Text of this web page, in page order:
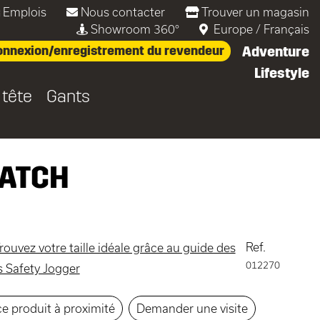
Emplois Nous contacter
Trouver un magasin
Showroom 360°
Europe / Français
enregistrement du revendeur
Adventure
Lifestyle
Gants
votre taille idéale grâce au guide des
Safety Jogger
Ref.
012270
produit à proximité Demander une visite